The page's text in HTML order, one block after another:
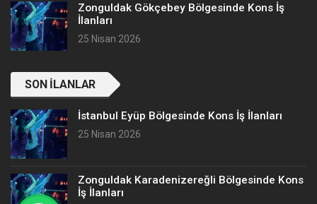
Zonguldak Gökçebey Bölgesinde Kons İş
İlanları
25 Nisan 2026
SON İLANLAR
İstanbul Eyüp Bölgesinde Kons İş İlanları
25 Nisan 2026
Zonguldak Karadenizereğli Bölgesinde Kons
İş İlanları